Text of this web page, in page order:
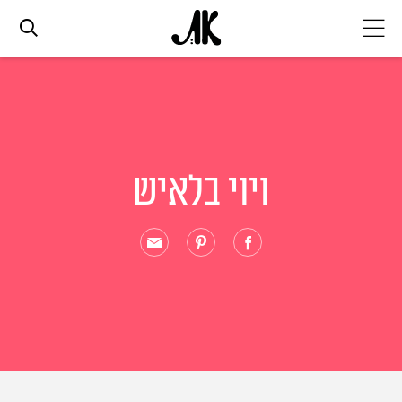
ביוטי
ויוי בלאיש